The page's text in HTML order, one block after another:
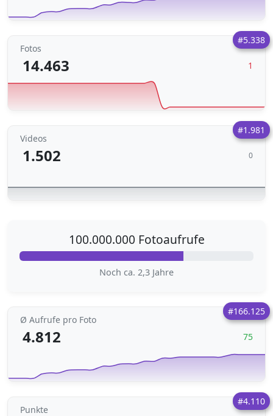
#5.338
Fotos
14.463 1
#1.981
Videos
1.502 0
100.000.000 Fotoaufrufe
Noch ca. 2,3 Jahre
#166.125
Ø Aufrufe pro Foto
4.812 75
#4.110
Punkte